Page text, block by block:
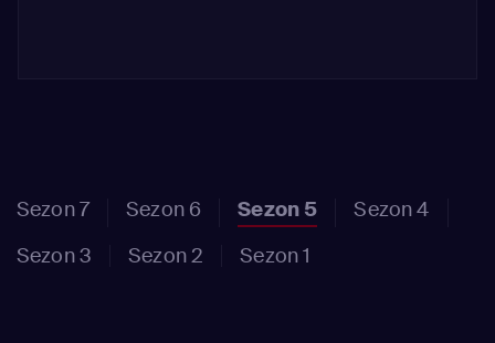
Sezon 7 Sezon 6 Sezon 5
Sezon 4
Sezon 3
Sezon 2 Sezon 1